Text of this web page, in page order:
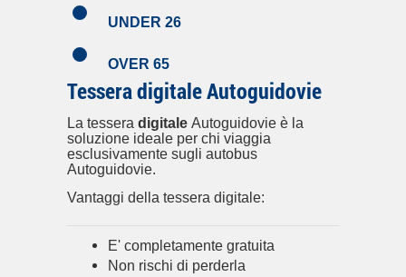
UNDER 26
OVER 65
Tessera digitale Autoguidovie
La tessera digitale Autoguidovie è la
soluzione ideale per chi viaggia
esclusivamente sugli autobus
Autoguidovie.
Vantaggi della tessera digitale:
E' completamente gratuita
Non rischi di perderla